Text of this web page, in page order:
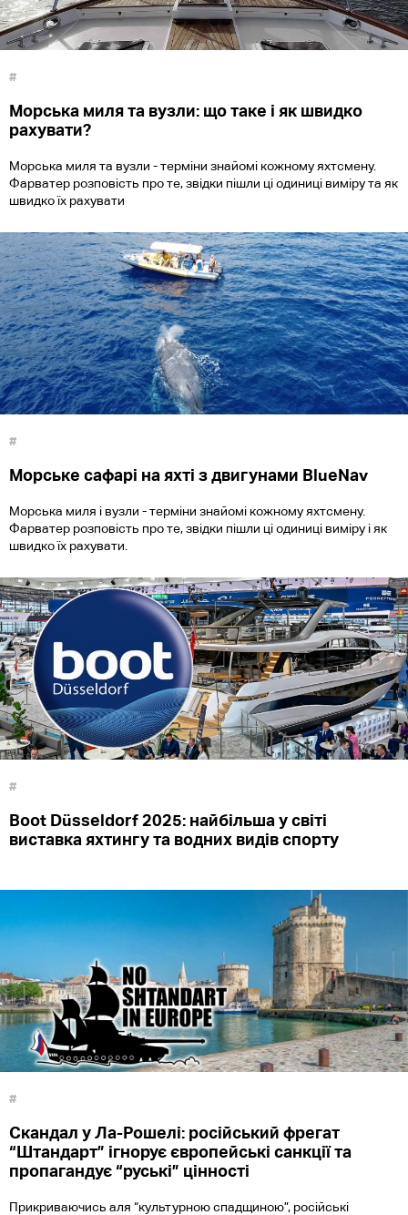
#
Морська миля та вузли: що таке і як швидко
рахувати?
Морська миля та вузли - терміни знайомі кожному яхтсмену.
Фарватер розповість про те, звідки пішли ці одиниці виміру та як
швидко їх рахувати
#
Морське сафарі на яхті з двигунами BlueNav
Морська миля і вузли - терміни знайомі кожному яхтсмену.
Фарватер розповість про те, звідки пішли ці одиниці виміру і як
швидко їх рахувати.
#
Boot Düsseldorf 2025: найбільша у світі
виставка яхтингу та водних видів спорту
#
Скандал у Ла-Рошелі: російський фрегат
“Штандарт” ігнорує європейські санкції та
пропагандує “руські” цінності
Прикриваючись аля “культурною спадщиною”, російські